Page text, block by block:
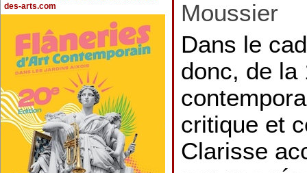
des-arts.com
Moussier
Dans le
donc, de la
critique et
Clarisse